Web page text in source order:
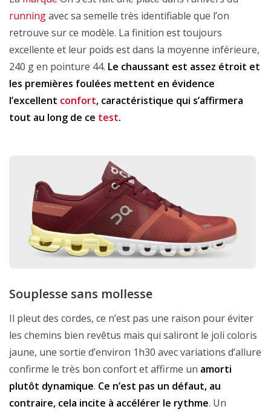
runningavec sa semelle très identifiable que l’on
retrouve sur ce modèle. La finition est toujours
excellente et leur poids est dans la moyenne inférieure,
240 g en pointure 44. Le chaussant est assez étroit et
les premières foulées mettent en évidence
l’excellent confort, caractéristique qui s’affirmera
tout au long de ce test.
Souplesse sans mollesse
Il pleut des cordes, ce n’est pas une raison pour éviter
les chemins bien revêtus mais qui saliront le joli coloris
jaune, une sortie d’environ 1h30 avec variations d’allure
confirme le très bon confort et affirme un amorti
plutôt dynamique. Ce n’est pas un défaut, au
contraire, cela incite à accélérer le rythme. Un